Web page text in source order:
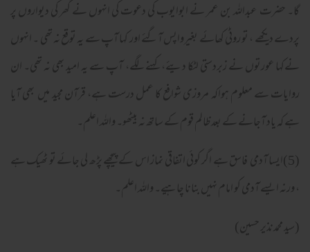
گا۔ حضرت عبداللہ بن عمر نے ابوایوب کی دعوت کی انہوں نے گھر کی دیواروں پر
پردے دیکھے ، تو روٹی کھائے بغیرواپس آگئے اور کہا آپ سے یہ توقع نہ تھی ۔ انہوں
نےکہا عورتوں نے زبردستی لٹکا دیئے، کہنے لگے، آپ سے یہ امید بھی نہ تھی۔ ان
روایات سے معلوم ہواکہ مروزی شوافع کا عمل درست ہے، قرآن مجید میں بھی آیا
ہے کہ یاد آجانے کے بعد ظالم قوم کے ساتھ نہ بیٹھو۔ واللہ اعلم۔
(5)ایسا آدمی فاسق ہے اگر کوئی اتفاقی نماز اس کے پیچھے پڑھ لی جائے تو ٹھیک ہے
، ورنہ ایسے آدمی کو امام نہیں بنانا چاہیے۔ واللہ اعلم۔
(سید محمدنذیر حسین)